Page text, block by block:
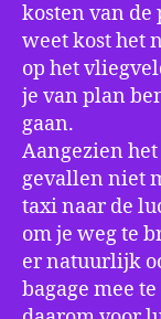
kosten van de
weet kost het
op het
je van plan
gaan.
Aangezien
gevallen niet
taxi naar de
om je weg te
er natuurlijk
bagage mee